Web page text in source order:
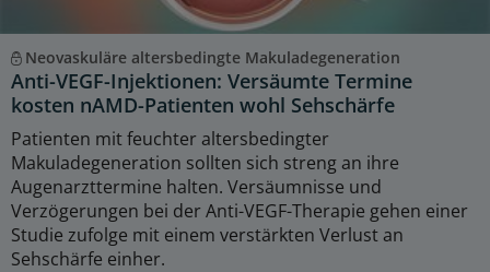
Neovaskuläre altersbedingte Makuladegeneration
Anti-VEGF-Injektionen: Versäumte Termine
kosten nAMD-Patienten wohl Sehschärfe
Patienten mit feuchter altersbedingter
Makuladegeneration sollten sich streng an ihre
Augenarzttermine halten. Versäumnisse und
Verzögerungen bei der Anti-VEGF-Therapie gehen einer
Studie zufolge mit einem verstärkten Verlust an
Sehschärfe einher.